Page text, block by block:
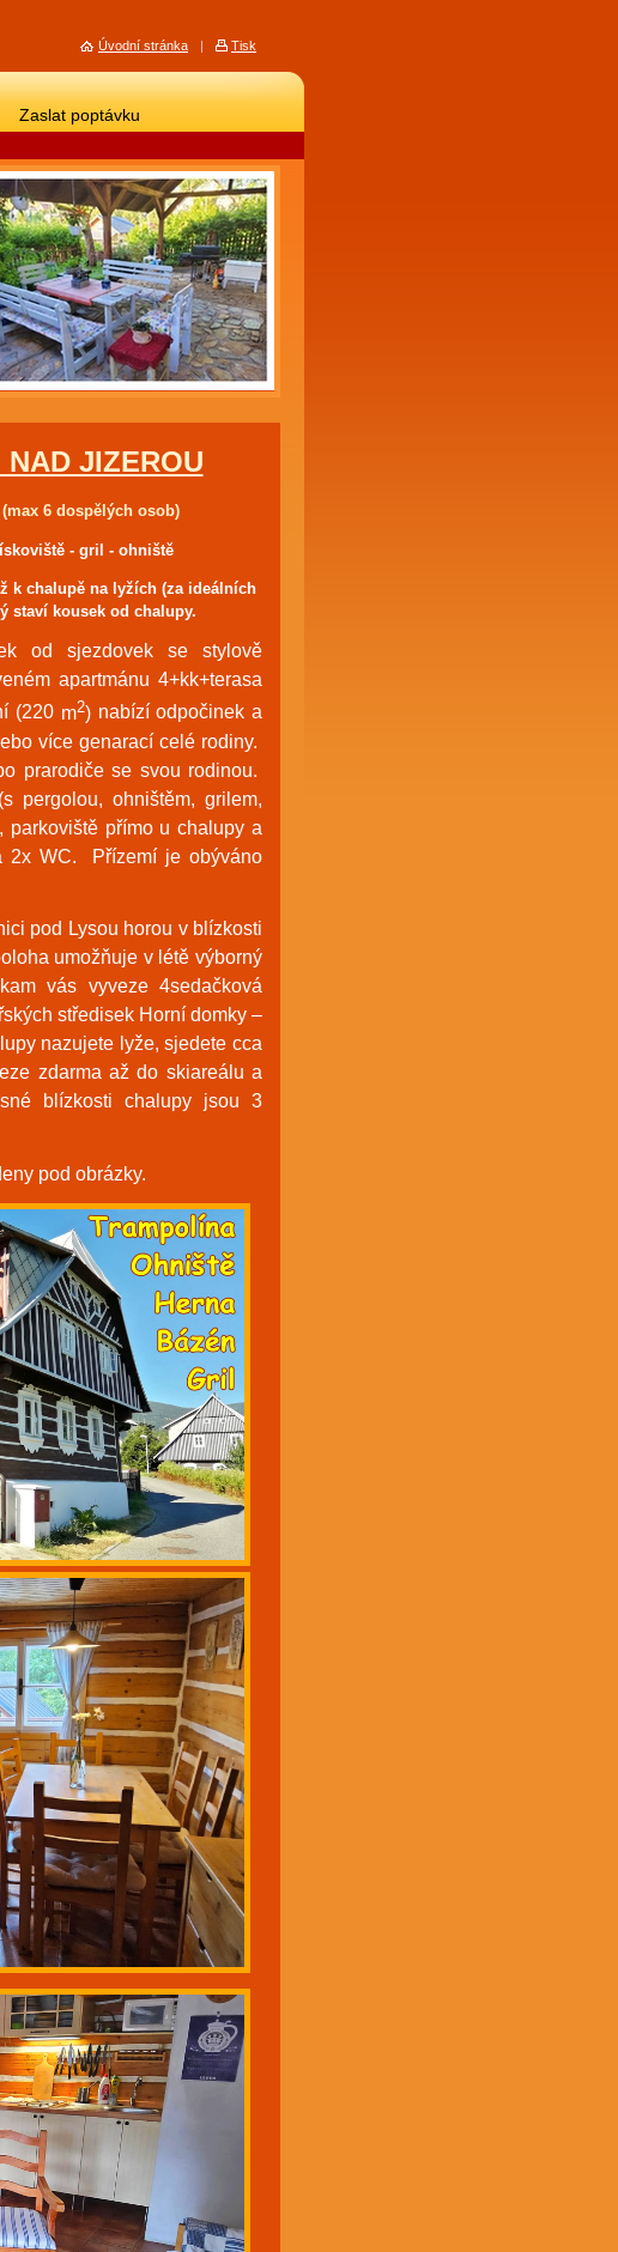
Zaslat poptávku
JIZEROU
(max 6 dospělých osob)
- gril - ohniště
k chalupě na lyžích (za ideálních
staví kousek od chalupy.
od sjezdovek se stylově
apartmánu 4+kk+terasa
(220 m2) nabízí odpočinek a
více genarací celé rodiny.
prarodiče se svou rodinou.
pergolou, ohništěm, grilem,
parkoviště přímo u chalupy a
2x WC. Přízemí je obýváno
pod Lysou horou v blízkosti
umožňuje v létě výborný
vás vyveze 4sedačková
středisek Horní domky –
nazujete lyže, sjedete cca
zdarma až do skiareálu a
blízkosti chalupy jsou 3
pod obrázky.
Úvodní stránka | Tisk